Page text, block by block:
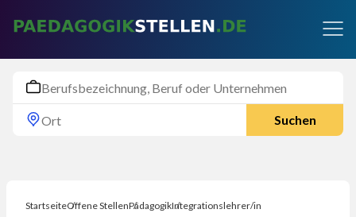
Suchen
StartseiteOffene StellenPädagogikIntegrationslehrer/in